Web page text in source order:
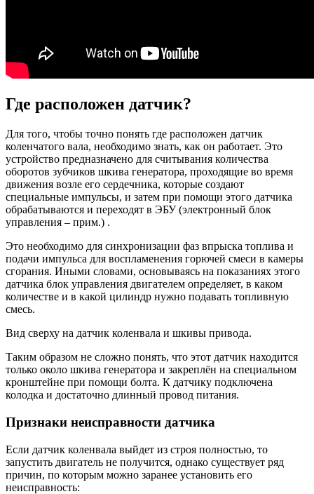
Где расположен датчик?
Для того, чтобы точно понять где расположен датчик
коленчатого вала, необходимо знать, как он работает. Это
устройство предназначено для считывания количества
оборотов зубчиков шкива генератора, проходящие во время
движения возле его сердечника, которые создают
специальные импульсы, и затем при помощи этого датчика
обрабатываются и переходят в ЭБУ (электронный блок
управления – прим.) .
Это необходимо для синхронизации фаз впрыска топлива и
подачи импульса для воспламенения горючей смеси в камеры
сгорания. Иными словами, основываясь на показаниях этого
датчика блок управления двигателем определяет, в каком
количестве и в какой цилиндр нужно подавать топливную
смесь.
Вид сверху на датчик коленвала и шкивы привода.
Таким образом не сложно понять, что этот датчик находится
только около шкива генератора и закреплён на специальном
кронштейне при помощи болта. К датчику подключена
колодка и достаточно длинный провод питания.
Признаки неисправности датчика
Если датчик коленвала выйдет из строя полностью, то
запустить двигатель не получится, однако существует ряд
причин, по которым можно заранее установить его
неисправность: